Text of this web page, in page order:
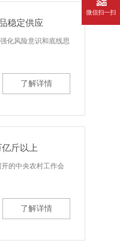
稳定供应
化风险意识和底线思
了解详情
斤以上
的中央农村工作会
了解详情
微信扫一扫